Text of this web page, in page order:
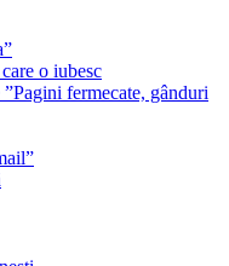
o iubesc
fermecate, gânduri